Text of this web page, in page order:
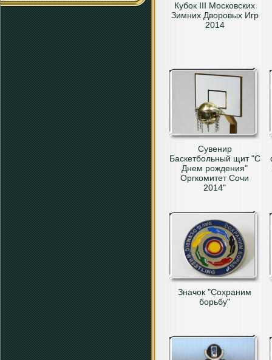
Кубок III Московских
Зимних Дворовых Игр
2014
Сувенир
Баскетбольный щит "С
Днем рождения"
Оргкомитет Сочи
2014"
Значок "Сохраним
борьбу"